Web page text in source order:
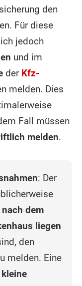
den
Für diese
jedoch
und im
der Kfz-
melden. Dies
Fall müssen
melden.
: Der
nach dem
liegen
den
melden. Eine
kleine